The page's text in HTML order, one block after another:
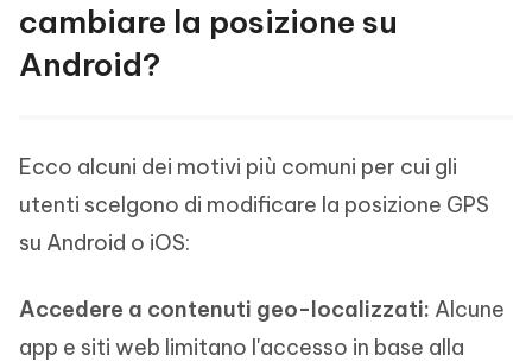
cambiare la posizione su
Android?
Ecco alcuni dei motivi più comuni per cui gli
utenti scelgono di modificare la posizione GPS
su Android o iOS:
Accedere a contenuti geo-localizzati: Alcune
app e siti web limitano l'accesso in base alla